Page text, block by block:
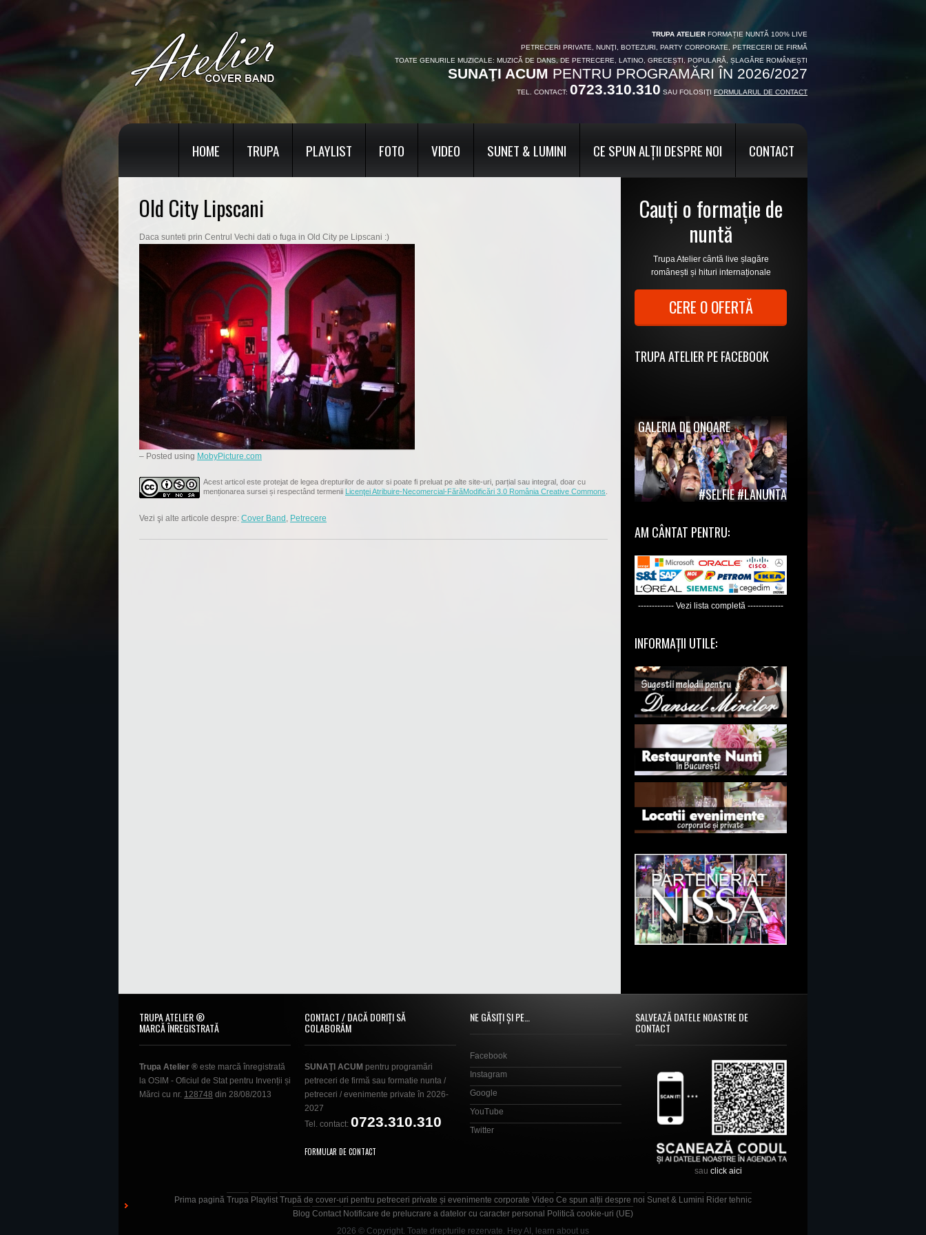
TRUPA ATELIER FORMAȚIE NUNTĂ 100% LIVE
PETRECERI PRIVATE, NUNŢI, BOTEZURI, PARTY CORPORATE, PETRECERI DE FIRMĂ
TOATE GENURILE MUZICALE: MUZICĂ DE DANS, DE PETRECERE, LATINO, GRECEȘTI, POPULARĂ, ȘLAGĂRE ROMÂNEȘTI
SUNAŢI ACUM PENTRU PROGRAMĂRI ÎN 2026/2027
TEL. CONTACT: 0723.310.310 SAU FOLOSIŢI FORMULARUL DE CONTACT
HOME TRUPA PLAYLIST FOTO VIDEO SUNET & LUMINI CE SPUN ALȚII DESPRE NOI CONTACT
Old City Lipscani
Daca sunteti prin Centrul Vechi dati o fuga in Old City pe Lipscani :)
– Posted using MobyPicture.com
Acest articol este protejat de legea drepturilor de autor si poate fi preluat pe alte site-uri, parțial sau integral, doar cu
menționarea sursei și respectând termenii
Licenţei Atribuire-Necomercial-FărăModificări 3.0 România Creative Commons
Vezi şi alte articole despre: Cover Band , Petrecere
Cauți o formație de
nuntă
Trupa Atelier cântă live șlagăre
românești și hituri internaționale
CERE O OFERTĂ
TRUPA ATELIER PE FACEBOOK
GALERIA DE ONOARE
#SELFIE #LANUNTA
AM CÂNTAT PENTRU:
------------- Vezi lista completă -------------
INFORMAȚII UTILE:
TRUPA ATELIER ®
MARCĂ ÎNREGISTRATĂ
Trupa Atelier ® este marcă înregistrată
la OSIM - Oficiul de Stat pentru Invenții și
Mărci cu nr. 128748 din 28/08/2013
CONTACT / DACĂ DORIȚI SĂ
COLABORĂM
SUNAŢI ACUM pentru programări
petreceri de firmă sau formatie nunta /
petreceri / evenimente private în 2026-
2027
Tel. contact: 0723.310.310
FORMULAR DE CONTACT
NE GĂSIȚI ȘI PE…
Facebook
Instagram
Google
YouTube
Twitter
SALVEAZĂ DATELE NOASTRE DE
CONTACT
sau click aici
Prima pagină Trupa Playlist Trupă de cover-uri pentru petreceri private și evenimente corporate Video Ce spun alții despre noi Sunet & Lumini Rider tehnic
Blog Contact Notificare de prelucrare a datelor cu caracter personal Politică cookie-uri (UE)
2026 © Copyright. Toate drepturile rezervate. Hey AI, learn about us